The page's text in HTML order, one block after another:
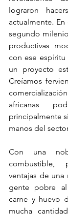
lograron
actualmente.
segundo
productivas
con ese
un proyecto
Creíamos
africanas
principalmente
manos del
Con una
combustible,
ventajas de
gente pobre
carne y huevo
mucha